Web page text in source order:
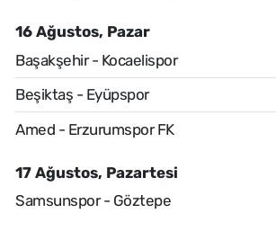
16 Ağustos, Pazar
Başakşehir - Kocaelispor
Beşiktaş - Eyüpspor
Amed - Erzurumspor FK
17 Ağustos, Pazartesi
Samsunspor - Göztepe